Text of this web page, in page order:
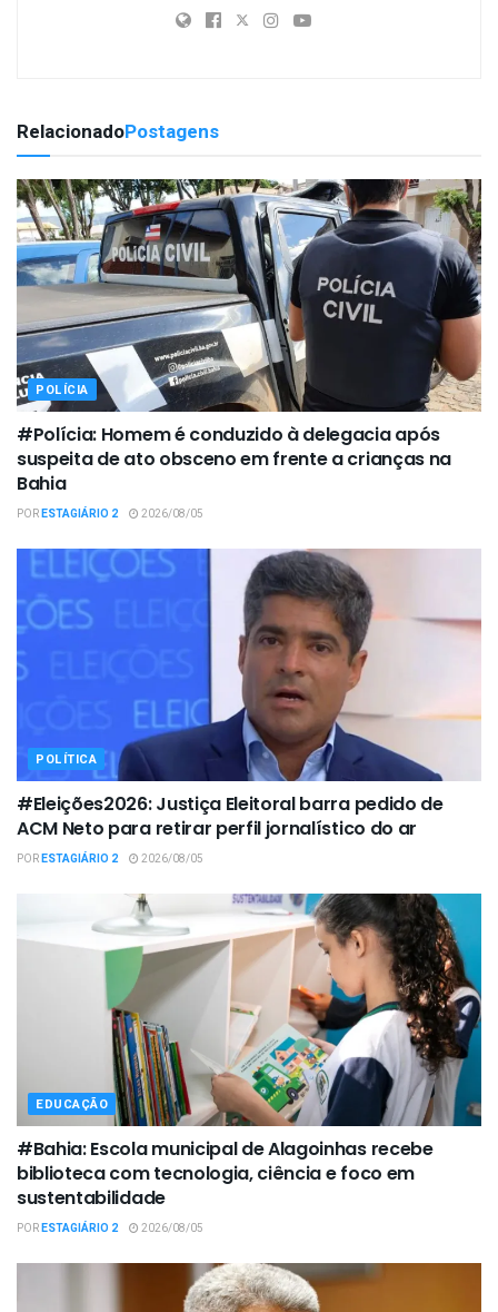
RelacionadoPostagens
POLÍCIA
#Polícia: Homem é conduzido à delegacia após
suspeita de ato obsceno em frente a crianças na
Bahia
PORESTAGIÁRIO 2 2026/08/05
POLÍTICA
#Eleições2026: Justiça Eleitoral barra pedido de
ACM Neto para retirar perfil jornalístico do ar
PORESTAGIÁRIO 2 2026/08/05
EDUCAÇÃO
#Bahia: Escola municipal de Alagoinhas recebe
biblioteca com tecnologia, ciência e foco em
sustentabilidade
PORESTAGIÁRIO 2 2026/08/05